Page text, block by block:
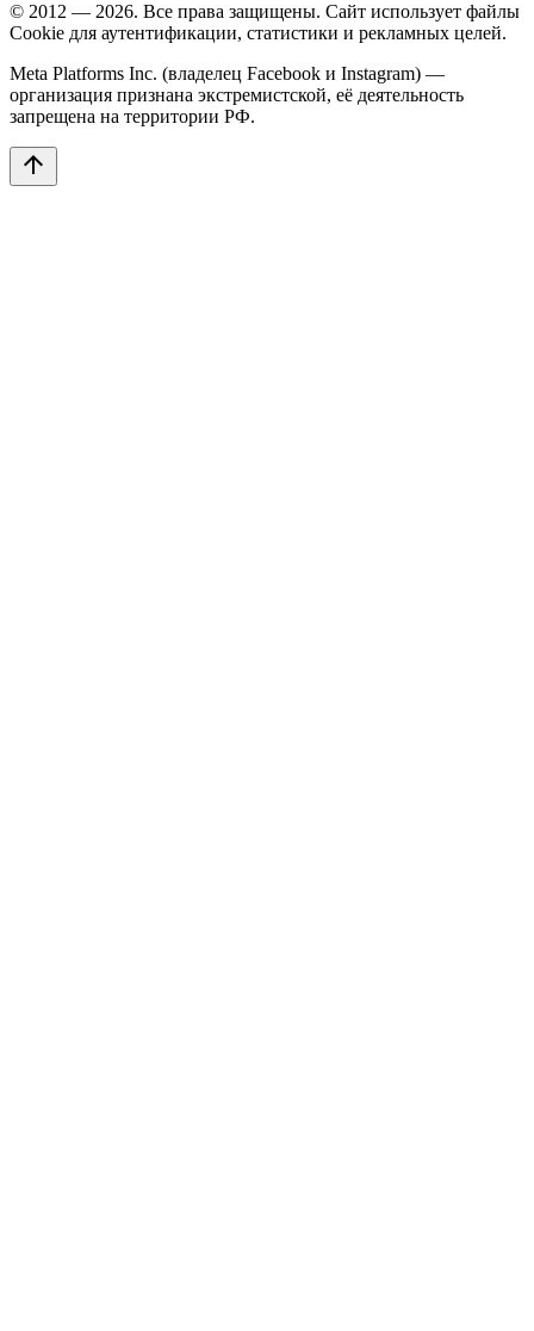
© 2012 — 2026. Все права защищены. Сайт использует файлы
Cookie для аутентификации, статистики и рекламных целей.
Meta Platforms Inc. (владелец Facebook и Instagram) —
организация признана экстремистской, её деятельность
запрещена на территории РФ.
arrow_upward